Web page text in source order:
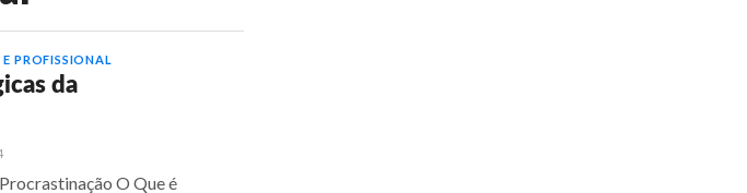
PROFISSIONAL
da
O Que é